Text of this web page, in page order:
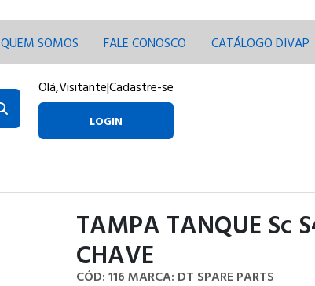
QUEM SOMOS FALE CONOSCO CATÁLOGO DIVAP
Olá,Visitante|Cadastre-se
LOGIN
TAMPA TANQUE Sc
CHAVE
CÓD: 116 MARCA: DT SPARE PARTS